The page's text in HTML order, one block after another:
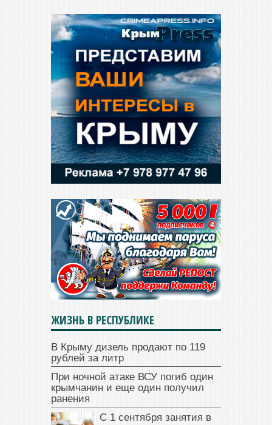
ЖИЗНЬ В РЕСПУБЛИКЕ
В Крыму дизель продают по 119
рублей за литр
При ночной атаке ВСУ погиб один
крымчанин и еще один получил
ранения
С 1 сентября занятия в